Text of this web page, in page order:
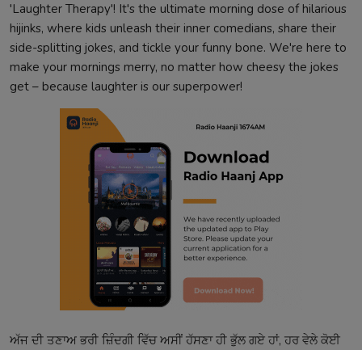
'Laughter Therapy'! It's the ultimate morning dose of hilarious
hijinks, where kids unleash their inner comedians, share their
side-splitting jokes, and tickle your funny bone. We're here to
make your mornings merry, no matter how cheesy the jokes
get – because laughter is our superpower!
ਅੱਜ ਦੀ ਤਣਾਅ ਭਰੀ ਜ਼ਿੰਦਗੀ ਵਿੱਚ ਅਸੀਂ ਹੱਸਣਾ ਹੀ ਭੁੱਲ ਗਏ ਹਾਂ, ਹਰ ਵੇਲੇ ਕੋਈ